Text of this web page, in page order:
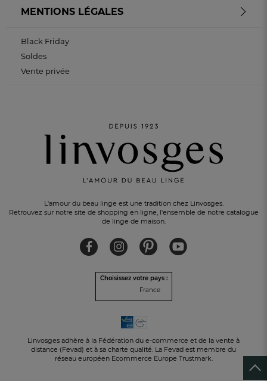
L'amour du beau linge est une tradition chez Linvosges.
Retrouvez sur notre site de shopping en ligne, l'ensemble de notre catalogue
de linge de maison.
Choisissez votre pays :
France
Linvosges adhère à la Fédération du e-commerce et de la vente à
distance (Fevad) et à sa charte qualité. La Fevad est membre du
réseau européen Ecommerce Europe Trustmark.
MENTIONS LÉGALES
Black Friday
Soldes
Vente privée